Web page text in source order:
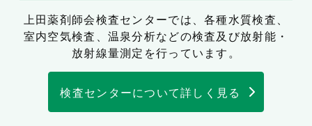
上田薬剤師会検査センターでは、各種水質検査、
室内空気検査、温泉分析などの検査及び放射能・
放射線量測定を行っています。
検査センターについて詳しく見る